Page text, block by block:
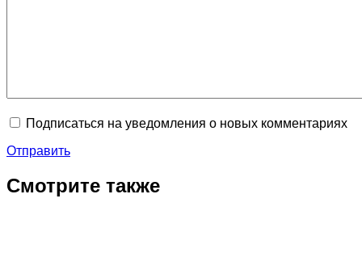
Подписаться на уведомления о новых комментариях
Отправить
Смотрите также